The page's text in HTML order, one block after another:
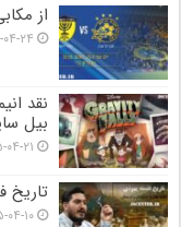
از
۱۴۰۵-
بیل
۱۴۰۵-
تاریخ
۱۴۰۵-